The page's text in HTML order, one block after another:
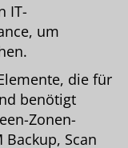
IT-
um
die für
benötigt
Zonen-
Backup, Scan